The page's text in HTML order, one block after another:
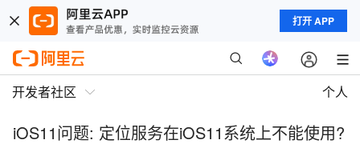
打开 APP
开发者社区 个人
iOS11问题: 定位服务在iOS11系统上不能使用?